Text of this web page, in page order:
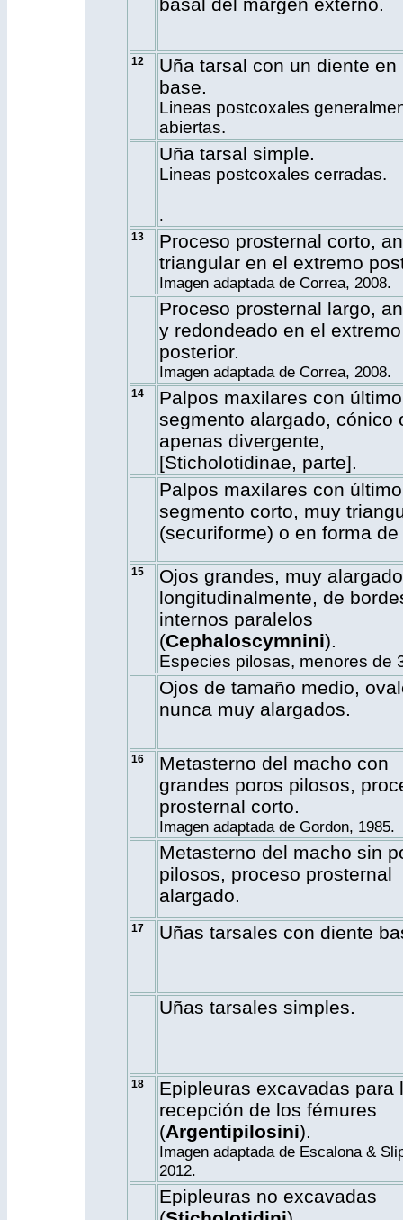
12
Uña tarsal con un diente en
base.
Lineas postcoxales
abiertas.
Uña tarsal simple.
Lineas postcoxales cerradas.
.
13
Proceso prosternal corto,
triangular en el extremo
Imagen adaptada de Correa, 2008.
Proceso prosternal largo,
y redondeado en el extremo
posterior.
Imagen adaptada de Correa, 2008.
14
Palpos maxilares con último
segmento alargado, cónico
apenas divergente,
[Sticholotidinae, parte].
Palpos maxilares con último
segmento corto, muy
(securiforme) o en forma de
15
Ojos grandes, muy
longitudinalmente, de
internos paralelos
(Cephaloscymnini).
Especies pilosas, menores de
Ojos de tamaño medio,
nunca muy alargados.
16
Metasterno del macho con
grandes poros pilosos,
prosternal corto.
Imagen adaptada de Gordon, 1985.
Metasterno del macho sin
pilosos, proceso prosternal
alargado.
17 Uñas tarsales con diente
Uñas tarsales simples.
18
Epipleuras excavadas para
recepción de los fémures
(Argentipilosini).
Imagen adaptada de Escalona &
2012.
Epipleuras no excavadas